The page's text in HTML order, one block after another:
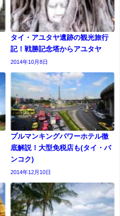
タイ・アユタヤ遺跡の観光旅行
記！戦勝記念塔からアユタヤ
2014年10月8日
プルマンキングパワーホテル徹
底解説！大型免税店も(タイ・バ
ンコク)
2014年12月10日